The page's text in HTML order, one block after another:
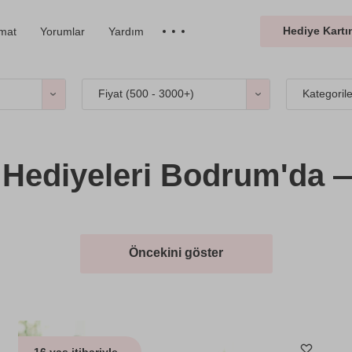
Yorumlar Yardım Hediye
Fiyat (500 - 3000+)
Bodrum'da
Öncekini göster